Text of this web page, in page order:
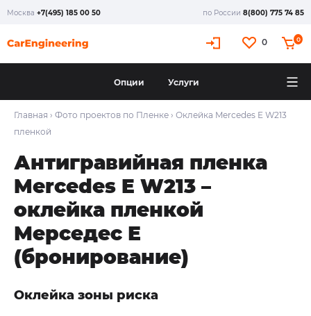
Москва +7(495) 185 00 50 по России 8(800) 775 74 85
0 0
Опции Услуги
Главная › Фото проектов по Пленке › Оклейка Mercedes E W213
пленкой
Антигравийная пленка
Mercedes E W213 –
оклейка пленкой
Мерседес Е
(бронирование)
Оклейка зоны риска